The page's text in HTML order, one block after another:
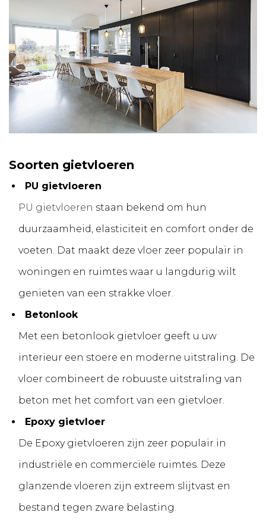
Soorten gietvloeren
PU gietvloeren
PU gietvloeren staan bekend om hun
duurzaamheid, elasticiteit en comfort onder de
voeten. Dat maakt deze vloer zeer populair in
woningen en ruimtes waar u langdurig wilt
genieten van een strakke vloer.
Betonlook
Met een betonlook gietvloer geeft u uw
interieur een stoere en moderne uitstraling. De
vloer combineert de robuuste uitstraling van
beton met het comfort van een gietvloer.
Epoxy gietvloer
De Epoxy gietvloeren zijn zeer populair in
industriële en commerciële ruimtes. Deze
glanzende vloeren zijn extreem slijtvast en
bestand tegen zware belasting.